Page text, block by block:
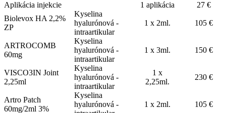
Aplikácia injekcie
1 aplikácia
27 €
Biolevox HA 2,2%
ZP
Kyselina
hyalurónová -
intraartikular
1 x 2ml. 105 €
ARTROCOMB
60mg
Kyselina
hyalurónová -
intraartikular
1 x 3ml. 150 €
VISCO3IN Joint
2,25ml
Kyselina
hyalurónová -
intraartikular
1 x
2,25ml.
230 €
Artro Patch
60mg/2ml 3%
Kyselina
hyalurónová -
1 x 2ml. 105 €